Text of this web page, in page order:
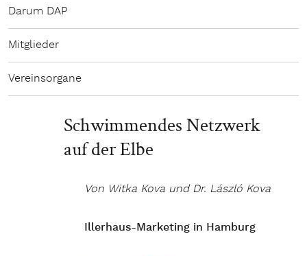
Darum DAP
Mitglieder
Vereinsorgane
Schwimmendes Netzwerk
auf der Elbe
Von Witka Kova und Dr. László Kova
Illerhaus-Marketing in Hamburg